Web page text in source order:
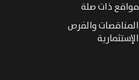
مواقع ذات صلة
المناقصات والفرص
الإستثمارية